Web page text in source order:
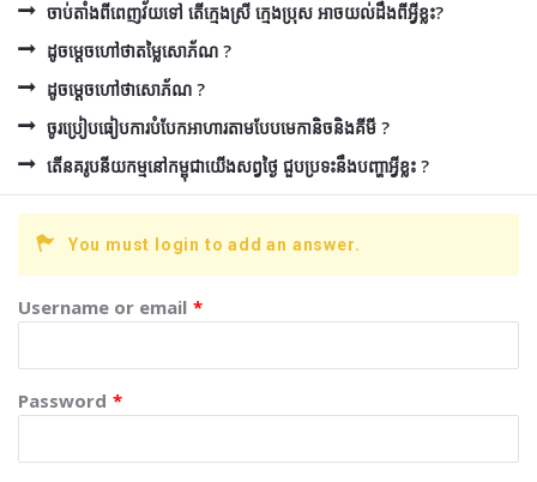
ចាប់តាំងពីពេញវ័យទៅ តើក្មេងស្រី ក្មេងប្រុស អាចយល់ដឹងពីអ្វីខ្លះ?
ដូចម្ដេចហៅថាតម្លៃសោភ័ណ ?
ដូចម្ដេចហៅថាសោភ័ណ ?
ចូរប្រៀបធៀបការបំបែកអាហារតាមបែបមេកានិចនិងគីមី ?
តើនគរូបនីយកម្មនៅកម្ពុជាយើងសព្វថ្ងៃ ជួបប្រទះនឹងបញ្ហាអ្វីខ្លះ ?
You must login to add an answer.
Username or email *
Password *